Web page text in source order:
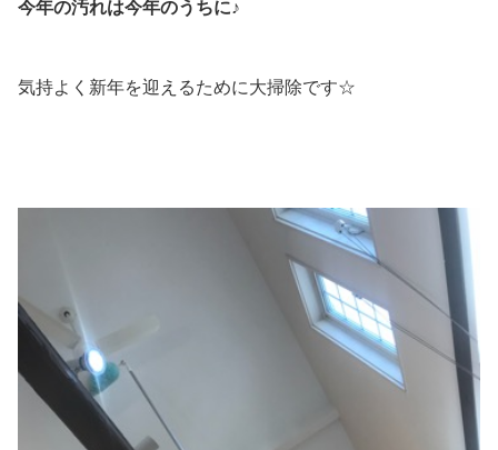
今年の汚れは今年のうちに♪
気持よく新年を迎えるために大掃除です☆